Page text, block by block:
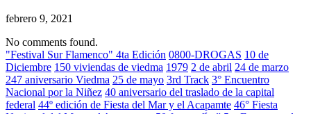
febrero 9, 2021
No comments found.
"Festival Sur Flamenco" 4ta Edición 0800-DROGAS 10 de
Diciembre 150 viviendas de viedma 1979 2 de abril 24 de marzo
247 aniversario Viedma 25 de mayo 3rd Track 3° Encuentro
Nacional por la Niñez 40 aniversario del traslado de la capital
federal 44º edición de Fiesta del Mar y el Acapamte 46° Fiesta